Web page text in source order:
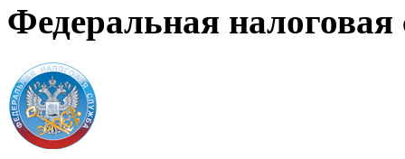
Федеральная налоговая